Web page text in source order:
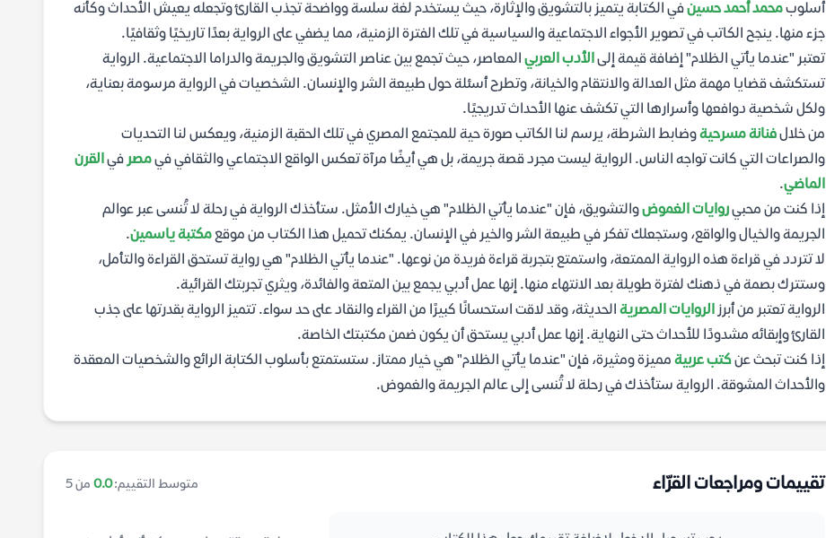
أسلوبمحمد أحمد حسينفي الكتابة يتميز بالتشويق والإثارة، حيث يستخدم لغة سلسة وواضحة تجذب القارئ وتجعله يعيش الأحداث وكأنه
جزء منها. ينجح الكاتب في تصوير الأجواء الاجتماعية والسياسية في تلك الفترة الزمنية، مما يضفي على الرواية بعدًا تاريخيًا وثقافيًا.
تعتبر "عندما يأتي الظلام" إضافة قيمة إلىالأدب العربي المعاصر، حيث تجمع بين عناصر التشويق والجريمة والدراما الاجتماعية. الرواية
تستكشف قضايا مهمة مثل العدالة والانتقام والخيانة، وتطرح أسئلة حول طبيعة الشر والإنسان. الشخصيات في الرواية مرسومة بعناية،
ولكل شخصية دوافعها وأسرارها التي تكشف عنها الأحداث تدريجيًا.
من خلالفنانة مسرحيةوضابط الشرطة، يرسم لنا الكاتب صورة حية للمجتمع المصري في تلك الحقبة الزمنية، ويعكس لنا التحديات
والصراعات التي كانت تواجه الناس. الرواية ليست مجرد قصة جريمة، بل هي أيضًا مرآة تعكس الواقع الاجتماعي والثقافي فيمصرفيالقرن
الماضي.
إذا كنت من محبيروايات الغموضوالتشويق، فإن "عندما يأتي الظلام" هي خيارك الأمثل. ستأخذك الرواية في رحلة لا تُنسى عبر عوالم
الجريمة والخيال والواقع، وستجعلك تفكر في طبيعة الشر والخير في الإنسان. يمكنك تحميل هذا الكتاب من موقعمكتبة ياسمين.
لا تتردد في قراءة هذه الرواية الممتعة، واستمتع بتجربة قراءة فريدة من نوعها. "عندما يأتي الظلام" هي رواية تستحق القراءة والتأمل،
وستترك بصمة في ذهنك لفترة طويلة بعد الانتهاء منها. إنها عمل أدبي يجمع بين المتعة والفائدة، ويثري تجربتك القرائية.
الرواية تعتبر من أبرزالروايات المصرية الحديثة، وقد لاقت استحسانًا كبيرًا من القراء والنقاد على حد سواء. تتميز الرواية بقدرتها على جذب
القارئ وإبقائه مشدودًا للأحداث حتى النهاية. إنها عمل أدبي يستحق أن يكون ضمن مكتبتك الخاصة.
إذا كنت تبحث عنكتب عربية مميزة ومثيرة، فإن "عندما يأتي الظلام" هي خيار ممتاز. ستستمتع بأسلوب الكتابة الرائع والشخصيات المعقدة
والأحداث المشوقة. الرواية ستأخذك في رحلة لا تُنسى إلى عالم الجريمة والغموض.
تقييمات ومراجعات القرّاء متوسط التقييم:0.0 من 5